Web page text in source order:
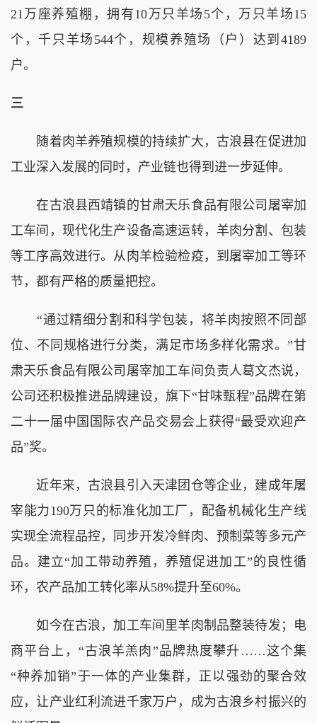
21万座养殖棚，拥有10万只羊场5个，万只羊场15
个，千只羊场544个，规模养殖场（户）达到4189
户。
三
随着肉羊养殖规模的持续扩大，古浪县在促进加
工业深入发展的同时，产业链也得到进一步延伸。
在古浪县西靖镇的甘肃天乐食品有限公司屠宰加
工车间，现代化生产设备高速运转，羊肉分割、包装
等工序高效进行。从肉羊检验检疫，到屠宰加工等环
节，都有严格的质量把控。
“通过精细分割和科学包装，将羊肉按照不同部
位、不同规格进行分类，满足市场多样化需求。”甘
肃天乐食品有限公司屠宰加工车间负责人葛文杰说，
公司还积极推进品牌建设，旗下“甘味甄程”品牌在第
二十一届中国国际农产品交易会上获得“最受欢迎产
品”奖。
近年来，古浪县引入天津团仓等企业，建成年屠
宰能力190万只的标准化加工厂，配备机械化生产线
实现全流程品控，同步开发冷鲜肉、预制菜等多元产
品。建立“加工带动养殖，养殖促进加工”的良性循
环，农产品加工转化率从58%提升至60%。
如今在古浪，加工车间里羊肉制品整装待发；电
商平台上，“古浪羊羔肉”品牌热度攀升……这个集
“种养加销”于一体的产业集群，正以强劲的聚合效
应，让产业红利流进千家万户，成为古浪乡村振兴的